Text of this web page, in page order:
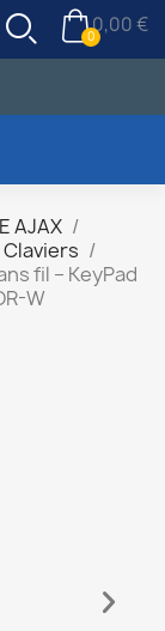
0,00 €
AJAX
Claviers
fil – KeyPad
W